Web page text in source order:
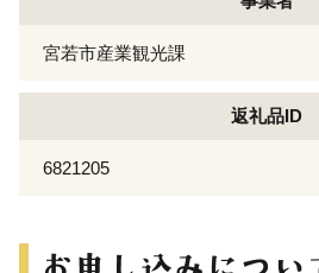
宮若市産業観光課
返礼品ID
6821205